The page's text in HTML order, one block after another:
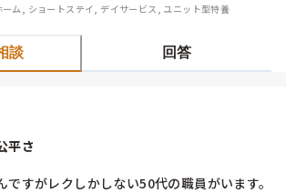
ーム, ショートステイ, デイサービス, ユニット型特養
談 回答
平さ
ですがレクしかしない50代の職員がいます。